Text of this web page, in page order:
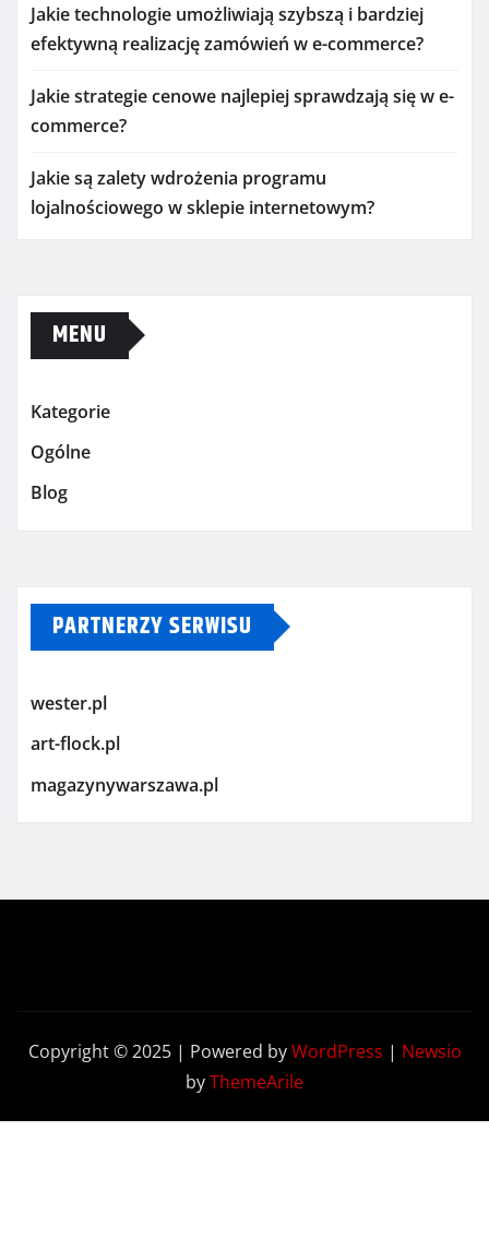
Jakie technologie umożliwiają szybszą i bardziej
efektywną realizację zamówień w e-commerce?
Jakie strategie cenowe najlepiej sprawdzają się w e-
commerce?
Jakie są zalety wdrożenia programu
lojalnościowego w sklepie internetowym?
MENU
Kategorie
Ogólne
Blog
PARTNERZY SERWISU
wester.pl
art-flock.pl
magazynywarszawa.pl
Copyright © 2025 | Powered byWordPress | Newsio
byThemeArile